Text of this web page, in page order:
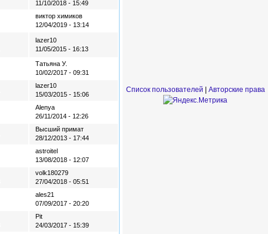
11/10/2018 - 15:49
виктор химиков
12/04/2019 - 13:14
lazer10
11/05/2015 - 16:13
Татьяна У.
10/02/2017 - 09:31
lazer10
15/03/2015 - 15:06
Alenya
26/11/2014 - 12:26
Высший примат
28/12/2013 - 17:44
astroitel
13/08/2018 - 12:07
volk180279
27/04/2018 - 05:51
ales21
07/09/2017 - 20:20
Pit
24/03/2017 - 15:39
Список пользователей Авторские права